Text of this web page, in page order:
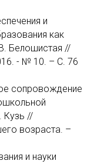
и
как
Белошистая //
- № 10. – С. 76
сопровождение
Кузь //
возраста. –
и науки